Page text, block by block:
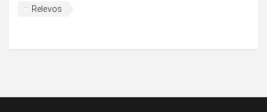
Relevos